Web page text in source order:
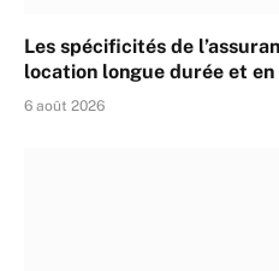
Les spécificités de
location longue durée et en
6 août 2026